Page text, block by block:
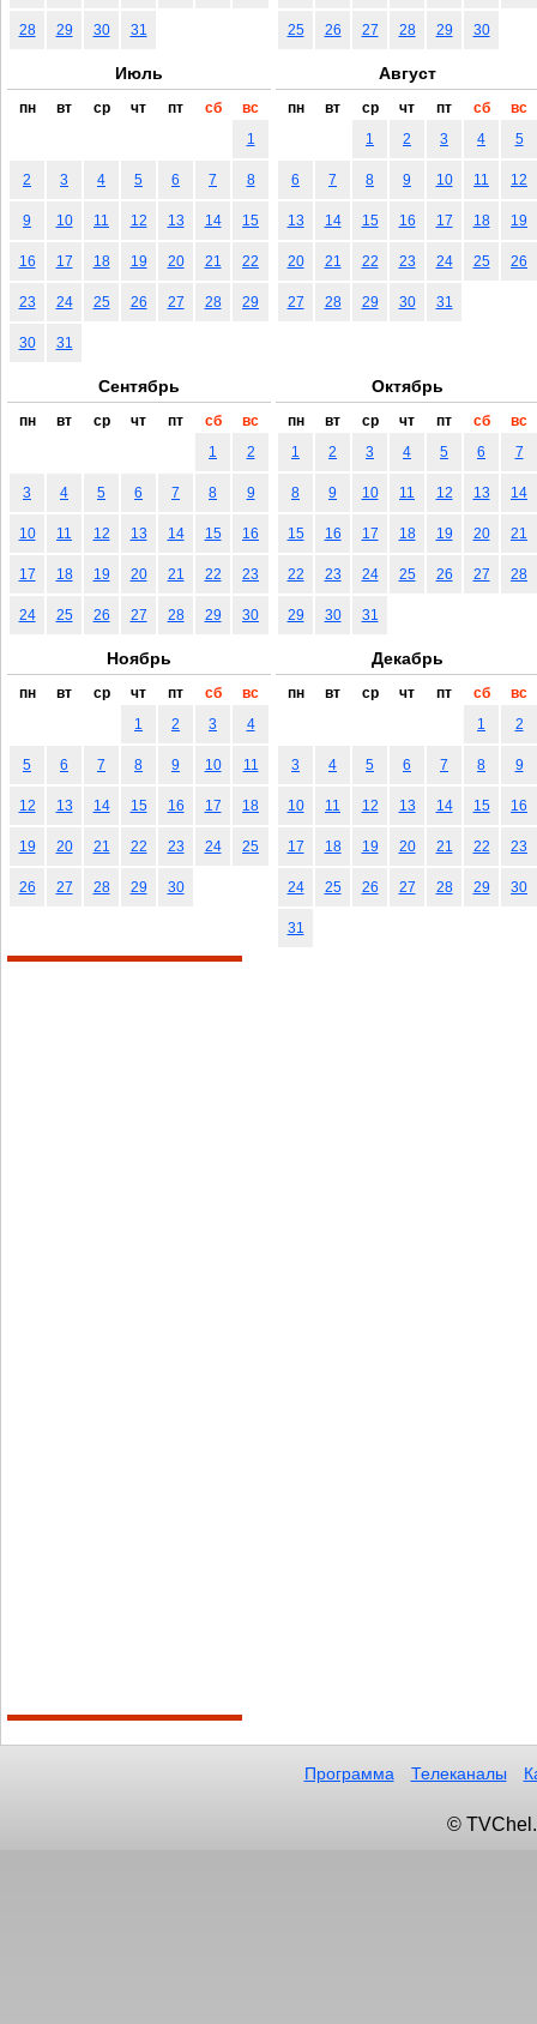
28 29 30 31 25 26 27 28 29 30
Июль
пн вт ср чт пт сб
вс
1
2 3 4 5 6 7 8
9 10 11 12 13 14 15
16 17 18 19 20 21 22
23 24 25 26 27 28 29
30 31
Август
пн вт ср чт пт сб
вс
1
2 3 4 5
6 7 8 9 10 11 12
13 14 15 16 17 18 19
20 21 22 23 24 25 26
27 28 29 30 31
Сентябрь
пн вт ср чт пт сб
вс
1
2
3 4 5 6 7 8 9
10 11 12 13 14 15 16
17 18 19 20 21 22 23
24 25 26 27 28 29 30
Октябрь
пн вт ср чт пт сб
вс
1
2 3 4 5 6 7
8 9 10 11 12 13 14
15 16 17 18 19 20 21
22 23 24 25 26 27 28
29 30 31
Ноябрь
пн вт ср чт пт сб
вс
1
2 3 4
5 6 7 8 9 10 11
12 13 14 15 16 17 18
19 20 21 22 23 24 25
26 27 28 29 30
Декабрь
пн вт ср чт пт сб
вс
1
2
3 4 5 6 7 8 9
10 11 12 13 14 15 16
17 18 19 20 21 22 23
24 25 26 27 28 29 30
31
Программа Телеканалы
©